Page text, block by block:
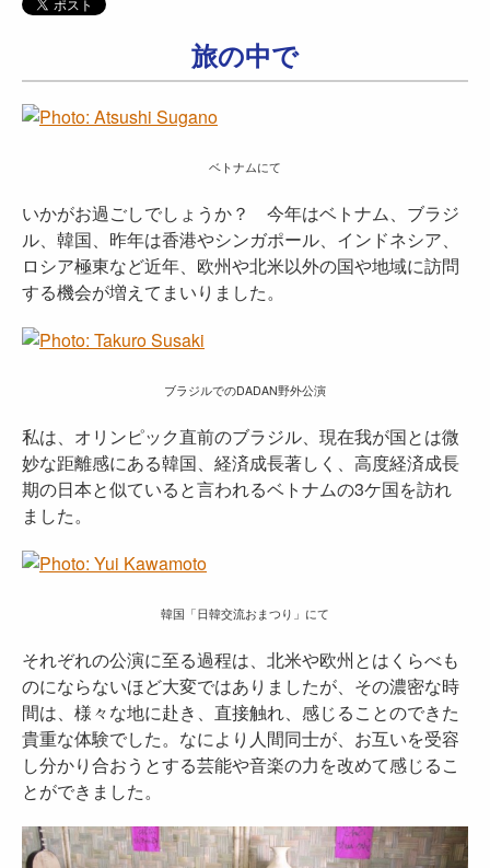
旅の中で
ベトナムにて
いかがお過ごしでしょうか？ 今年はベトナム、ブラジ
ル、韓国、昨年は香港やシンガポール、インドネシア、
ロシア極東など近年、欧州や北米以外の国や地域に訪問
する機会が増えてまいりました。
ブラジルでのDADAN野外公演
私は、オリンピック直前のブラジル、現在我が国とは微
妙な距離感にある韓国、経済成長著しく、高度経済成長
期の日本と似ていると言われるベトナムの3ケ国を訪れ
ました。
韓国「日韓交流おまつり 」にて
それぞれの公演に至る過程は、北米や欧州とはくらべも
のにならないほど大変ではありましたが、その濃密な時
間は、様々な地に赴き、直接触れ、感じることのできた
貴重な体験でした。なにより人間同士が、お互いを受容
し分かり合おうとする芸能や音楽の力を改めて感じるこ
とができました。